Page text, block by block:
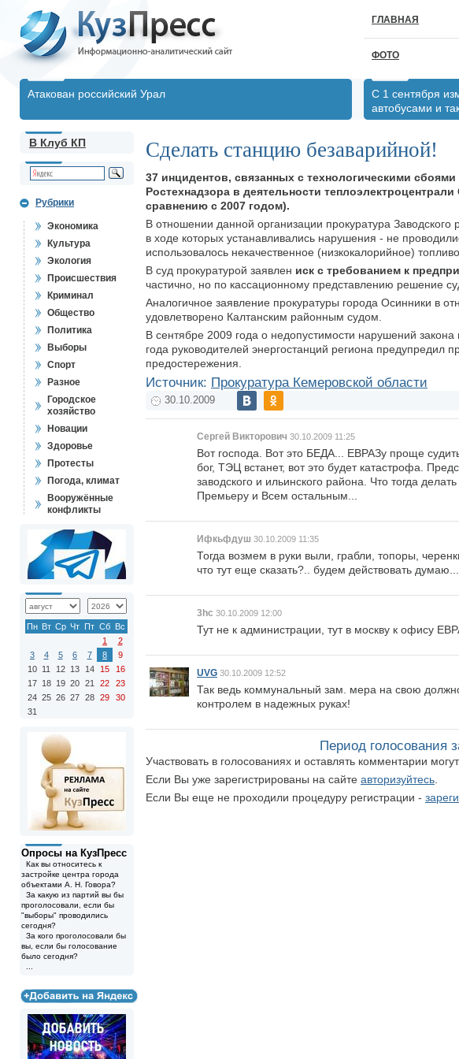
ГЛАВНАЯ
ФОТО
Атакован российский Урал
С 1 сентября
автобусами и
В Клуб КП
Рубрики
Экономика
Культура
Экология
Происшествия
Криминал
Общество
Политика
Выборы
Спорт
Разное
Городское
хозяйство
Новации
Здоровье
Протесты
Погода, климат
Вооружённые
конфликты
Пн Вт Ср Чт Пт Сб Вс
1
2
3
4 5 6 7 8
9
10 11 12 13 14 15
16
17 18 19 20 21 22
23
24 25 26 27 28 29
30
31
Опросы на КузПресс
Как вы относитесь к
застройке центра города
объектами А. Н. Говора?
За какую из партий вы бы
проголосовали, если бы
"выборы" проводились
сегодня?
За кого проголосовали бы
вы, если бы голосование
было сегодня?
Сделать станцию безаварийной!
37 инцидентов, связанных с технологическими
Ростехнадзора в деятельности
сравнению с 2007 годом).
В отношении данной организации прокуратура
в ходе которых устанавливались нарушения - не
использовалось некачественное (низкокалорийное)
В суд прокуратурой заявлен иск с требованием к
частично, но по кассационному представлению решение
Аналогичное заявление прокуратуры города Осинники
удовлетворено Калтанским районным судом.
В сентябре 2009 года о недопустимости нарушений
года руководителей энергостанций региона предупредил
предостережения.
Источник: Прокуратура Кемеровской области
30.10.2009
Сергей Викторович 30.10.2009 11:25
Вот господа. Вот это БЕДА... ЕВРАЗу проще
бог, ТЭЦ встанет, вот это будет катастрофа.
заводского и ильинского района. Что тогда
Премьеру и Всем остальным...
Ифкьфдуш 30.10.2009 11:35
Тогда возмем в руки выли, грабли, топоры,
что тут еще сказать?.. будем действовать думаю...
3hc 30.10.2009 12:00
Тут не к администрации, тут в москву к офису
UVG 30.10.2009 12:52
Так ведь коммунальный зам. мера на свою
контролем в надежных руках!
Период голосования
Участвовать в голосованиях и оставлять комментарии
Если Вы уже зарегистрированы на сайте авторизуйтесь
Если Вы еще не проходили процедуру регистрации -